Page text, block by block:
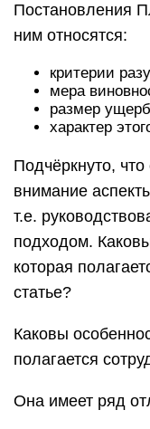
Постановления
ним относятся:
критерии
мера
размер
характер
Подчёркнуто,
внимание
т.е.
подходом.
которая
статье?
Каковы
полагается
Она имеет ряд